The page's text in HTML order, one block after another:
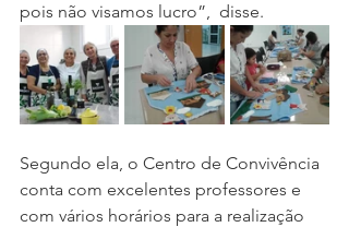
pois não visamos lucro”,  disse.
Segundo ela, o Centro de Convivência
conta com excelentes professores e
com vários horários para a realização